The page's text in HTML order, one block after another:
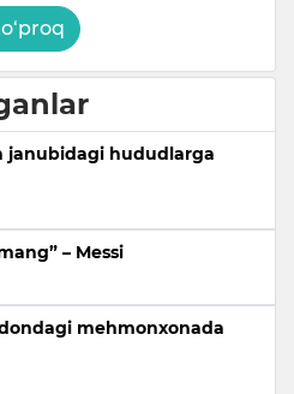
janubidagi hududlarga
– Messi
mehmonxonada